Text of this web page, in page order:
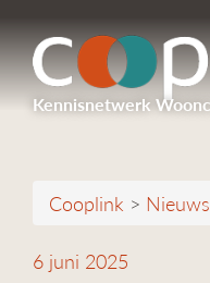
Kennisnetwerk
Cooplink > Nieuws
6 juni 2025